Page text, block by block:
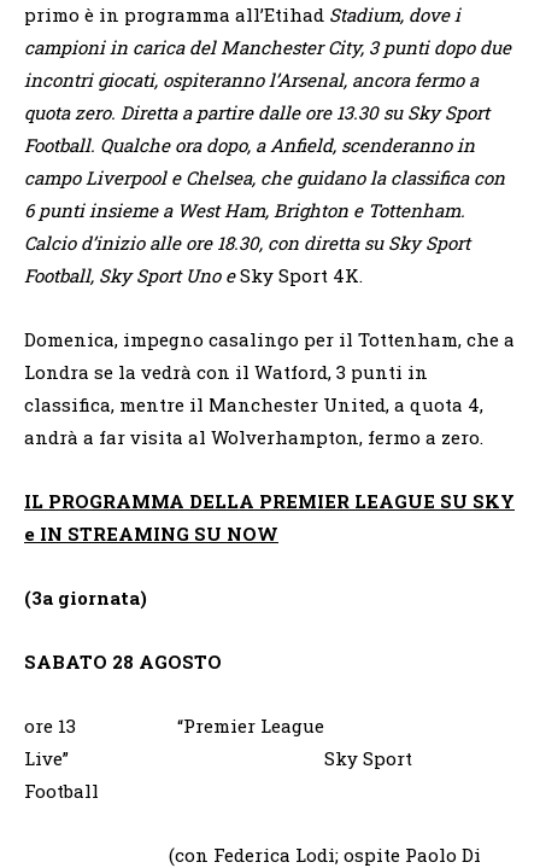
primo è in programma all’Etihad Stadium, dove i
campioni in carica del Manchester City, 3 punti dopo due
incontri giocati, ospiteranno l’Arsenal, ancora fermo a
quota zero. Diretta a partire dalle ore 13.30 su Sky Sport
Football. Qualche ora dopo, a Anfield, scenderanno in
campo Liverpool e Chelsea, che guidano la classifica con
6 punti insieme a West Ham, Brighton e Tottenham.
Calcio d’inizio alle ore 18.30, con diretta su Sky Sport
Football, Sky Sport Uno eSky Sport 4K.
Domenica, impegno casalingo per il Tottenham, che a
Londra se la vedrà con il Watford, 3 punti in
classifica, mentre il Manchester United, a quota 4,
andrà a far visita al Wolverhampton, fermo a zero.
IL PROGRAMMA DELLA PREMIER LEAGUE SU SKY
e IN STREAMING SU NOW
(3a giornata)
SABATO 28 AGOSTO
ore 13 “Premier League
Live” Sky Sport
Football
(con Federica Lodi; ospite Paolo Di